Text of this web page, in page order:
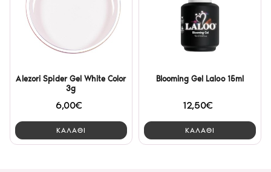
Alezori Spider Gel White Color
3g
6,00€
ΚΑΛΑΘΙ
Blooming Gel Laloo 15ml
12,50€
ΚΑΛΑΘΙ